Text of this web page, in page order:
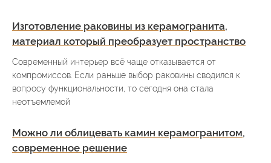
Изготовление раковины из керамогранита,
материал который преобразует пространство
Современный интерьер всё чаще отказывается от
компромиссов. Если раньше выбор раковины сводился к
вопросу функциональности, то сегодня она стала
неотъемлемой
Можно ли облицевать камин керамогранитом,
современное решение